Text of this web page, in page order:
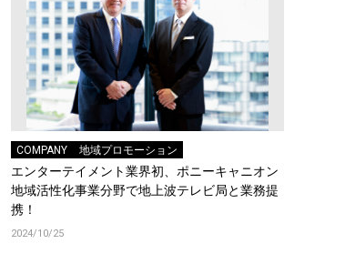
COMPANY 地域プロモーション
エンターテイメント業界初、ポニーキャニオン
地域活性化事業分野で地上波テレビ局と業務提
携！
2024/10/25